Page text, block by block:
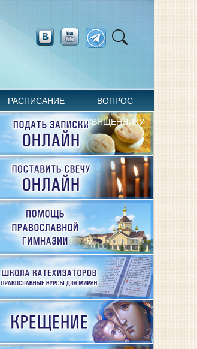
РАСПИСАНИЕ ВОПРОС
СВЯЩЕННИКУ